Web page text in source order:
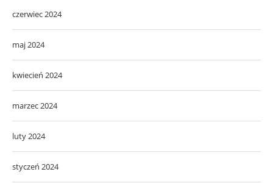
czerwiec 2024
maj 2024
kwiecień 2024
marzec 2024
luty 2024
styczeń 2024